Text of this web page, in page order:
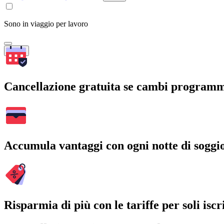
Sono in viaggio per lavoro
Cerca
Cancellazione gratuita se cambi
Accumula vantaggi con ogni notte di
Risparmia di più con le tariffe per soli